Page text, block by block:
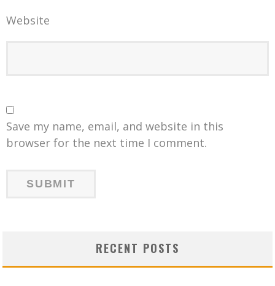
Website
Save my name, email, and website in this
browser for the next time I comment.
RECENT POSTS